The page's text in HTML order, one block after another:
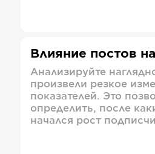
Влияние постов
Анализируйте
произвели резкое
показателей. Это
определить, после
начался рост